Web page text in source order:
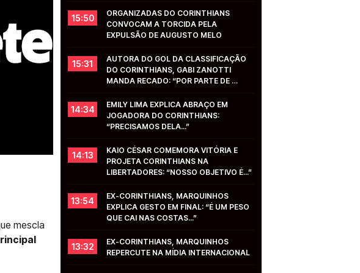
mescla
15:50
ORGANIZADAS DO CORINTHIANS
CONVOCAM A TORCIDA PELA
EXPULSÃO DE AUGUSTO MELO
15:31
AUTORA DO GOL DA CLASSIFICAÇÃO
DO CORINTHIANS, GABI ZANOTTI
MANDA RECADO: “POR PARTE DE
14:34
EMILY LIMA EXPLICA ABRAÇO EM
JOGADORA DO CORINTHIANS:
“PRECISAMOS DELA...”
14:13
KAIO CÉSAR COMEMORA VITÓRIA E
PROJETA CORINTHIANS NA
LIBERTADORES: “NOSSO OBJETIVO É...”
13:54
EX-CORINTHIANS, MARQUINHOS
EXPLICA GESTO EM FINAL: “É UM PESO
QUE CAI NAS COSTAS...”
13:32
EX-CORINTHIANS, MARQUINHOS
REPERCUTE NA MÍDIA INTERNACIONAL